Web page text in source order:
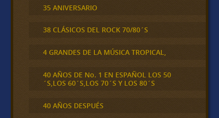
35 ANIVERSARIO
38 CLÁSICOS DEL ROCK 70/80´S
4 GRANDES DE LA MÚSICA TROPICAL,
40 AÑOS DE No. 1 EN ESPAÑOL LOS 50
´S,LOS 60´S,LOS 70´S Y LOS 80´S
40 AÑOS DESPUÉS